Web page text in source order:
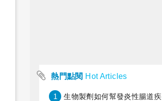
熱門點閱 Hot Articles
1 生物製劑如何幫發炎性腸道疾病患者抗潰瘍？治療進展與健保給付困境一次看